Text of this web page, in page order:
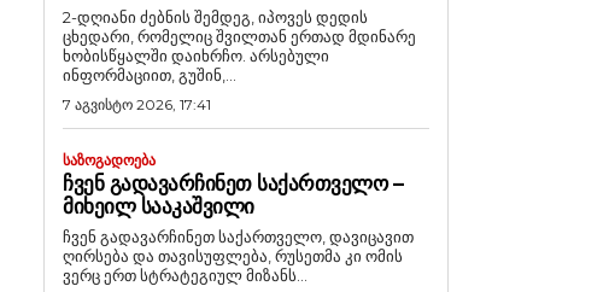
2-დღიანი ძებნის შემდეგ, იპოვეს დედის
ცხედარი, რომელიც შვილთან ერთად მდინარე
ხობისწყალში დაიხრჩო. არსებული
ინფორმაციით, გუშინ,...
7 აგვისტო 2026, 17:41
ᲡᲐᲖᲝᲒᲐᲓᲝᲔᲑᲐ
ᲩᲕᲔᲜ ᲒᲐᲓᲐᲕᲐᲠᲩᲘᲜᲔᲗ ᲡᲐᲥᲐᲠᲗᲕᲔᲚᲝ –
ᲛᲘᲮᲔᲘᲚ ᲡᲐᲐᲙᲐᲨᲕᲘᲚᲘ
ჩვენ გადავარჩინეთ საქართველო, დავიცავით
ღირსება და თავისუფლება, რუსეთმა კი ომის
ვერც ერთ სტრატეგიულ მიზანს...